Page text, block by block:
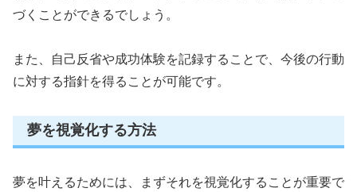
づくことができるでしょう。
また、自己反省や成功体験を記録することで、今後の行動
に対する指針を得ることが可能です。
夢を視覚化する方法
夢を叶えるためには、まずそれを視覚化することが重要で